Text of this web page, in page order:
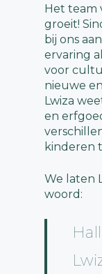
Het team
groeit!
bij ons
ervaring
voor
nieuwe
Lwiza
en
kinderen
We laten
woord: